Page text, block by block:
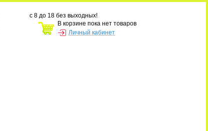
с 8 до 18 без выходных!
В корзине пока нет товаров
Личный кабинет